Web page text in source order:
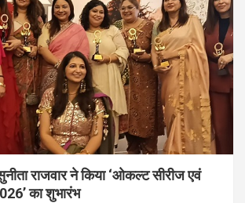
राजवार ने किया ‘ओकल्ट सीरीज एवं
का शुभारंभ